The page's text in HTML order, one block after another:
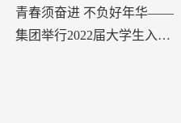
青春须奋进 不负好年华——
集团举行2022届大学生入职